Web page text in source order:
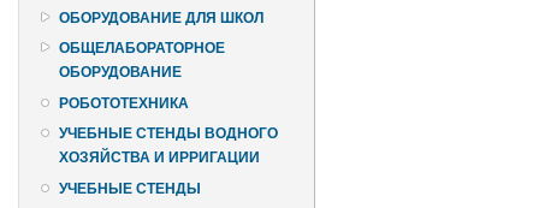
ОБОРУДОВАНИЕ ДЛЯ ШКОЛ
ОБЩЕЛАБОРАТОРНОЕ
ОБОРУДОВАНИЕ
РОБОТОТЕХНИКА
УЧЕБНЫЕ СТЕНДЫ ВОДНОГО
ХОЗЯЙСТВА И ИРРИГАЦИИ
УЧЕБНЫЕ СТЕНДЫ